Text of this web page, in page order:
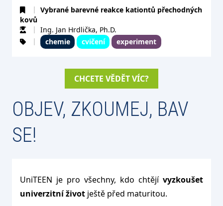
Vybrané barevné reakce kationtů přechodných
kovů
Ing. Jan Hrdlička, Ph.D.
chemie
cvičení experiment
CHCETE VĚDĚT VÍC?
OBJEV, ZKOUMEJ, BAV
SE!
UniTEEN je pro všechny, kdo chtějí vyzkoušet
univerzitní život ještě před maturitou.